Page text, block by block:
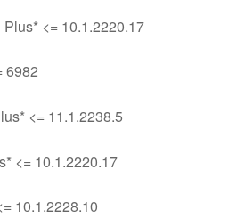
<= 10.1.2220.17
6982
<= 11.1.2238.5
<= 10.1.2220.17
10.1.2228.10